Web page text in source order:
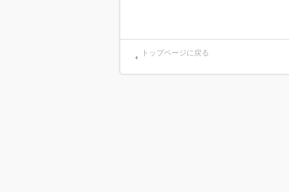
トップページに戻る